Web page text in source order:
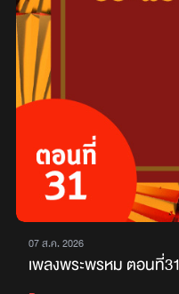
07 ส.ค. 2026
เพลงพระพรหม ตอนที่31